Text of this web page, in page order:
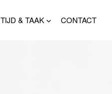
TIJD & TAAK CONTACT